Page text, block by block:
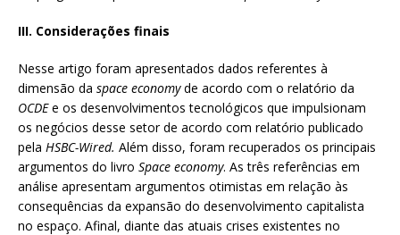
III. Considerações finais
Nesse artigo foram apresentados dados referentes à
dimensão da space economyde acordo com o relatório da
OCDEe os desenvolvimentos tecnológicos que impulsionam
os negócios desse setor de acordo com relatório publicado
pela HSBC-Wired. Além disso, foram recuperados os principais
argumentos do livro Space economy. As três referências em
análise apresentam argumentos otimistas em relação às
consequências da expansão do desenvolvimento capitalista
no espaço. Afinal, diante das atuais crises existentes no